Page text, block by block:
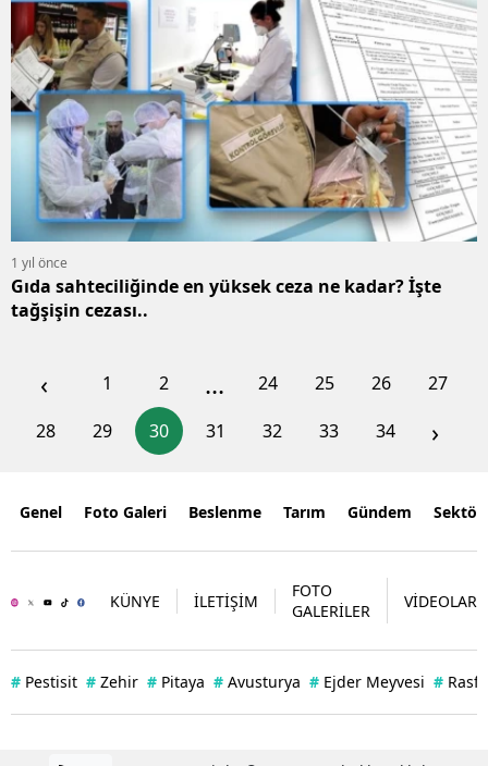
1 yıl önce
Gıda sahteciliğinde en yüksek ceza ne kadar? İşte
tağşişin cezası..
‹ 1 2 ... 24 25 26
27
28
29 30 31 32 33 34 ›
Genel Foto Galeri Beslenme Tarım Gündem
KÜNYE İLETİŞİM
FOTO
GALERİLER
VİDEOLAR
# Pestisit # Zehir # Pitaya # Avusturya # Ejder Meyvesi # Rasff